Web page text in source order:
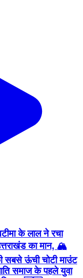
के लाल ने रचा
का मान, 🏔️
सबसे ऊंची चोटी माउंट
समाज के पहले युवा